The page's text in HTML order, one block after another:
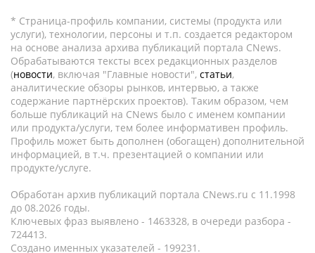
* Страница-профиль компании, системы (продукта или
услуги), технологии, персоны и т.п. создается редактором
на основе анализа архива публикаций портала CNews.
Обрабатываются тексты всех редакционных разделов
(новости, включая "Главные новости", статьи,
аналитические обзоры рынков, интервью, а также
содержание партнёрских проектов). Таким образом, чем
больше публикаций на CNews было с именем компании
или продукта/услуги, тем более информативен профиль.
Профиль может быть дополнен (обогащен) дополнительной
информацией, в т.ч. презентацией о компании или
продукте/услуге.
Обработан архив публикаций портала CNews.ru c 11.1998
до 08.2026 годы.
Ключевых фраз выявлено - 1463328, в очереди разбора -
724413.
Создано именных указателей - 199231.